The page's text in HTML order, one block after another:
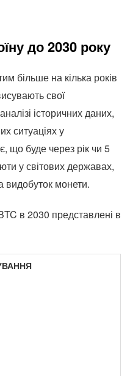
до 2030 року
більше на кілька років
свої
історичних даних,
ситуаціях у
що буде через рік чи 5
у світових державах,
видобуток монети.
в 2030 представлені в